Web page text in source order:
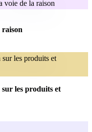
sur les produits et